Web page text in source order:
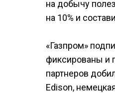
на добычу
на 10% и
«Газпром»
фиксированы и
партнеров
Edison,